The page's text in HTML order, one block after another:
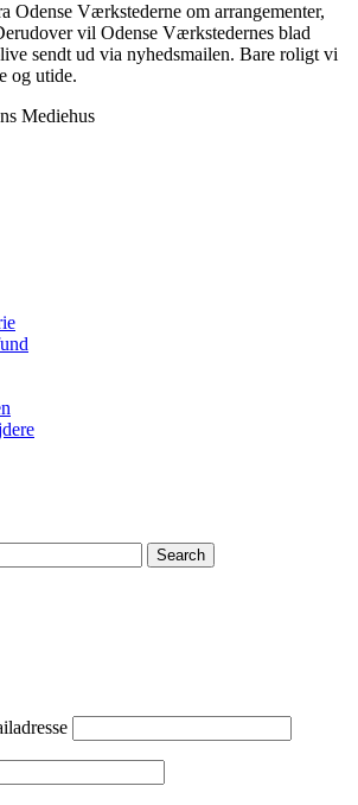
Odense Værkstederne om arrangementer,
vil Odense Værkstedernes blad
sendt ud via nyhedsmailen. Bare roligt vi
og utide.
Mediehus
Search